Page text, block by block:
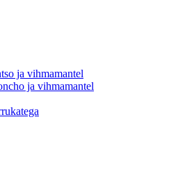
ja vihmamantel
ja vihmamantel